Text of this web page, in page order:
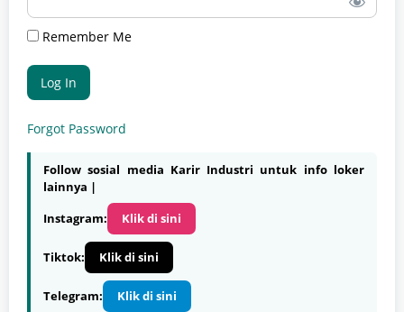
Remember Me
Forgot Password
Follow sosial media Karir Industri untuk info loker
lainnya |
Instagram:
Klik di sini
Tiktok: Klik di sini
Telegram: Klik di sini